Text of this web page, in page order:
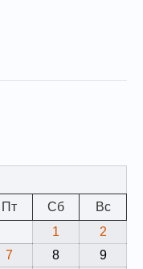
Пт Сб
Вс
1
2
7 8
9